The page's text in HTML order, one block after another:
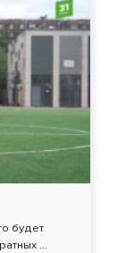
будет
...